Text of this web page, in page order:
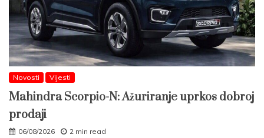
Novosti Vijesti
Mahindra Scorpio-N: Ažuriranje uprkos dobroj
prodaji
06/08/2026 2 min read